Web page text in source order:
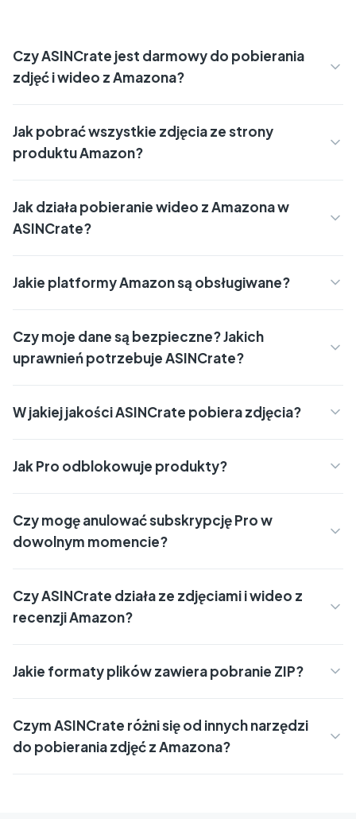
Czy ASINCrate jest darmowy do pobierania
zdjęć i wideo z Amazona?
Jak pobrać wszystkie zdjęcia ze strony
produktu Amazon?
Jak działa pobieranie wideo z Amazona w
ASINCrate?
Jakie platformy Amazon są obsługiwane?
Czy moje dane są bezpieczne? Jakich
uprawnień potrzebuje ASINCrate?
W jakiej jakości ASINCrate pobiera zdjęcia?
Jak Pro odblokowuje produkty?
Czy mogę anulować subskrypcję Pro w
dowolnym momencie?
Czy ASINCrate działa ze zdjęciami i wideo z
recenzji Amazon?
Jakie formaty plików zawiera pobranie ZIP?
Czym ASINCrate różni się od innych narzędzi
do pobierania zdjęć z Amazona?